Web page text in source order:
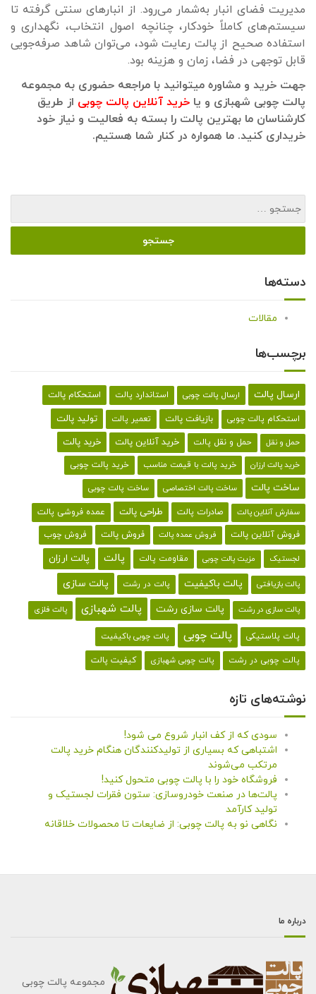
مدیریت فضای انبار به‌شمار می‌رود. از انبارهای سنتی گرفته تا
سیستم‌های کاملاً خودکار، چنانچه اصول انتخاب، نگهداری و
استفاده صحیح از پالت رعایت شود، می‌توان شاهد صرفه‌جویی
قابل توجهی در فضا، زمان و هزینه بود.
جهت خرید و مشاوره میتوانید با مراجعه حضوری به مجموعه
پالت چوبی شهبازی و یا خرید آنلاین پالت چوبی از طریق
کارشناسان ما بهترین پالت را بسته به فعالیت و نیاز خود
خریداری کنید. ما همواره در کنار شما هستیم.
دسته‌ها
مقالات
برچسب‌ها
ارسال پالت ارسال پالت چوبی استاندارد پالت استحکام پالت
استحکام پالت چوبی بازیافت پالت تعمیر پالت تولید پالت
حمل و نقل حمل و نقل پالت خرید آنلاین پالت خرید پالت
خرید پالت ارزان خرید پالت با قیمت مناسب خرید پالت چوبی
ساخت پالت ساخت پالت اختصاصی ساخت پالت چوبی
سفارش آنلاین پالت صادرات پالت طراحی پالت عمده فروشی پالت
فروش آنلاین پالت فروش عمده پالت فروش پالت فروش چوب
لجستیک مزیت پالت چوبی مقاومت پالت پالت پالت ارزان
پالت بازیافتی پالت باکیفیت پالت در رشت پالت سازی
پالت سازی در رشت پالت سازی رشت پالت شهبازی پالت فلزی
پالت پلاستیکی پالت چوبی پالت چوبی باکیفیت
پالت چوبی در رشت پالت چوبی شهبازی کیفیت پالت
نوشته‌های تازه
سودی که از کف انبار شروع می شود!
اشتباهی که بسیاری از تولیدکنندگان هنگام خرید پالت
مرتکب می‌شوند
فروشگاه خود را با پالت چوبی متحول کنید!
پالت‌ها در صنعت خودروسازی: ستون فقرات لجستیک و
تولید کارآمد
نگاهی نو به پالت چوبی: از ضایعات تا محصولات خلاقانه
درباره ما
مجموعه پالت چوبی